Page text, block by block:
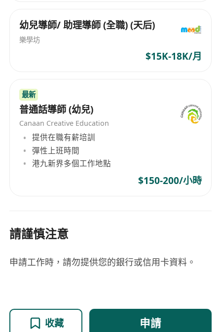
幼兒導師/ 助理導師 (全職) (天后)
樂學坊
$15K-18K/月
最新
普通話導師 (幼兒)
Canaan Creative Education
提供在職有薪培訓
彈性上班時間
港九新界多個工作地點
$150-200/小時
請謹慎注意
申請工作時，請勿提供您的銀行或信用卡資料。
收藏 申請